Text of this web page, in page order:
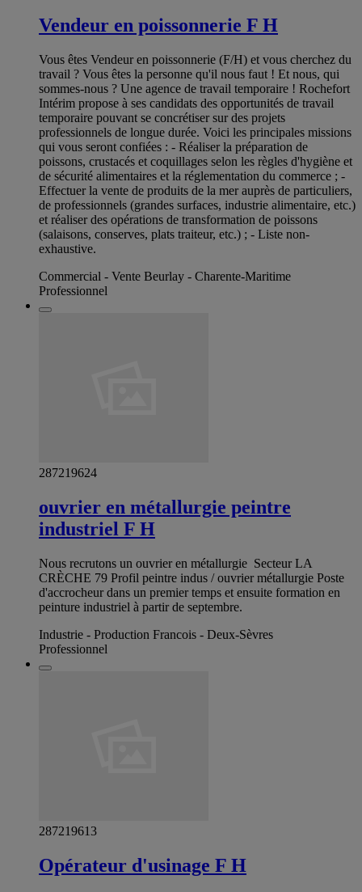
Vendeur en poissonnerie F H
Vous êtes Vendeur en poissonnerie (F/H) et vous cherchez du
travail ? Vous êtes la personne qu'il nous faut ! Et nous, qui
sommes-nous ? Une agence de travail temporaire ! Rochefort
Intérim propose à ses candidats des opportunités de travail
temporaire pouvant se concrétiser sur des projets
professionnels de longue durée. Voici les principales missions
qui vous seront confiées : - Réaliser la préparation de
poissons, crustacés et coquillages selon les règles d'hygiène et
de sécurité alimentaires et la réglementation du commerce ; -
Effectuer la vente de produits de la mer auprès de particuliers,
de professionnels (grandes surfaces, industrie alimentaire, etc.)
et réaliser des opérations de transformation de poissons
(salaisons, conserves, plats traiteur, etc.) ; - Liste non-
exhaustive.
Commercial - Vente Beurlay - Charente-Maritime
Professionnel
287219624
ouvrier en métallurgie peintre
industriel F H
Nous recrutons un ouvrier en métallurgie ‍‍ Secteur LA
CRÈCHE 79 Profil peintre indus / ouvrier métallurgie Poste
d'accrocheur dans un premier temps et ensuite formation en
peinture industriel à partir de septembre.
Industrie - Production Francois - Deux-Sèvres
Professionnel
287219613
Opérateur d'usinage F H